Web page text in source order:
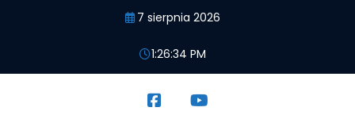
7 sierpnia 2026
1:26:34 PM